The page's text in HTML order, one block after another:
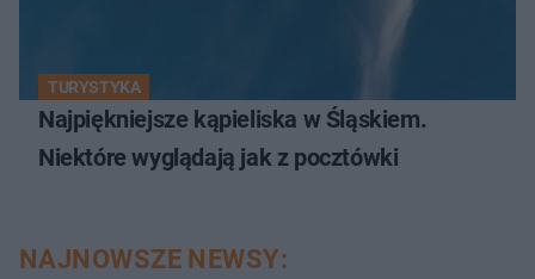
TURYSTYKA
Najpiękniejsze kąpieliska w Śląskiem.
Niektóre wyglądają jak z pocztówki
NAJNOWSZE NEWSY: